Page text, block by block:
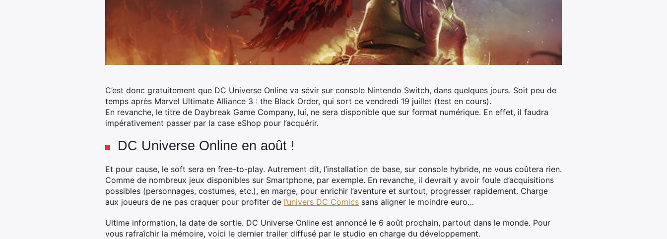
C’est donc gratuitement que DC Universe Online va sévir sur console Nintendo Switch, dans quelques jours. Soit peu de
temps après Marvel Ultimate Alliance 3 : the Black Order, qui sort ce vendredi 19 juillet (test en cours).
En revanche, le titre de Daybreak Game Company, lui, ne sera disponible que sur format numérique. En effet, il faudra
impérativement passer par la case eShop pour l’acquérir.
DC Universe Online en août !
Et pour cause, le soft sera en free-to-play. Autrement dit, l’installation de base, sur console hybride, ne vous coûtera rien.
Comme de nombreux jeux disponibles sur Smartphone, par exemple. En revanche, il devrait y avoir foule d’acquisitions
possibles (personnages, costumes, etc.), en marge, pour enrichir l’aventure et surtout, progresser rapidement. Charge
aux joueurs de ne pas craquer pour profiter de l’univers DC Comics sans aligner le moindre euro…
Ultime information, la date de sortie. DC Universe Online est annoncé le 6 août prochain, partout dans le monde. Pour
vous rafraîchir la mémoire, voici le dernier trailer diffusé par le studio en charge du développement.